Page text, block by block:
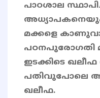
പാഠശാല
അധ്യാപകനെയും
മക്കളെ
പഠനപുരോഗതി
ഇടക്കിടെ
പതിവുപോലെ
ഖലീഫ.